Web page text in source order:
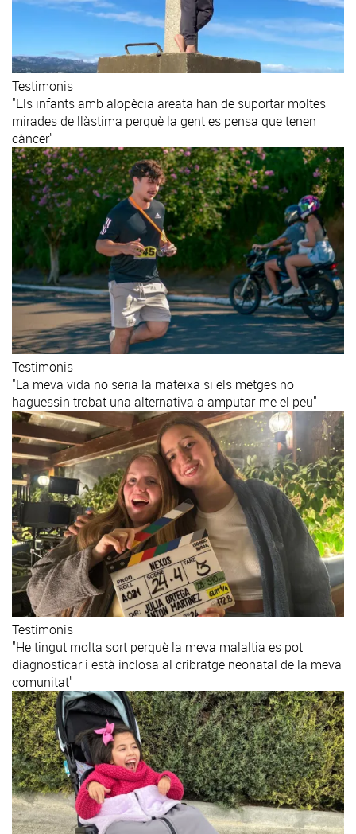
Testimonis
"Els infants amb alopècia areata han de suportar moltes
mirades de llàstima perquè la gent es pensa que tenen
càncer"
Testimonis
"La meva vida no seria la mateixa si els metges no
haguessin trobat una alternativa a amputar-me el peu"
Testimonis
"He tingut molta sort perquè la meva malaltia es pot
diagnosticar i està inclosa al cribratge neonatal de la meva
comunitat"